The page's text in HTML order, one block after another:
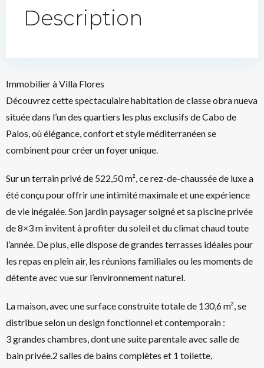
Description
Immobilier à Villa Flores
Découvrez cette spectaculaire habitation de classe obra nueva
située dans l’un des quartiers les plus exclusifs de Cabo de
Palos, où élégance, confort et style méditerranéen se
combinent pour créer un foyer unique.
Sur un terrain privé de 522,50 m², ce rez-de-chaussée de luxe a
été conçu pour offrir une intimité maximale et une expérience
de vie inégalée. Son jardin paysager soigné et sa piscine privée
de 8×3 m invitent à profiter du soleil et du climat chaud toute
l’année. De plus, elle dispose de grandes terrasses idéales pour
les repas en plein air, les réunions familiales ou les moments de
détente avec vue sur l’environnement naturel.
La maison, avec une surface construite totale de 130,6 m², se
distribue selon un design fonctionnel et contemporain :
3 grandes chambres, dont une suite parentale avec salle de
bain privée.2 salles de bains complètes et 1 toilette,